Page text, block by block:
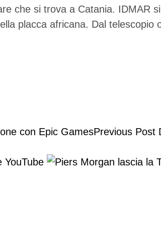
che si trova a Catania. IDMAR
placca africana. Dal
Previous Post
YouTube